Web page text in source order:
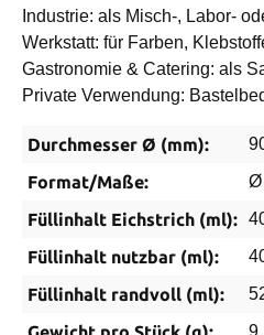
Industrie: als Misch-, Labor-
Werkstatt: für Farben,
Gastronomie & Catering: als
Private Verwendung:
Durchmesser Ø (mm):
Format/Maße: Ø
Füllinhalt Eichstrich (ml):
Füllinhalt nutzbar (ml):
Füllinhalt randvoll (ml):
9